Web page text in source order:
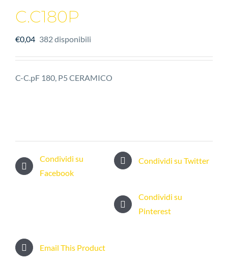
C.C180P
€0,04 382 disponibili
C-C.pF 180, P5 CERAMICO
Condividi su
Facebook
Condividi su Twitter
Condividi su
Pinterest
Email This Product